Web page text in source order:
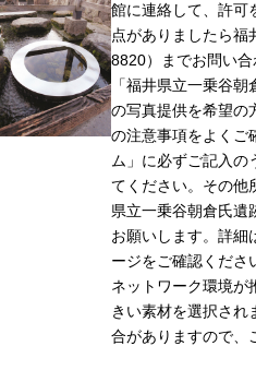
館に連絡して、許可
点がありましたら
8820）までお問い合
「福井県立一乗谷
の写真提供を希望の
の注意事項をよくご
ム」に必ずご記入の
てください。その他
県立一乗谷朝倉氏遺
お願いします。詳細
ージをご確認くださ
ネットワーク環境が
きい素材を選択され
合がありますので、